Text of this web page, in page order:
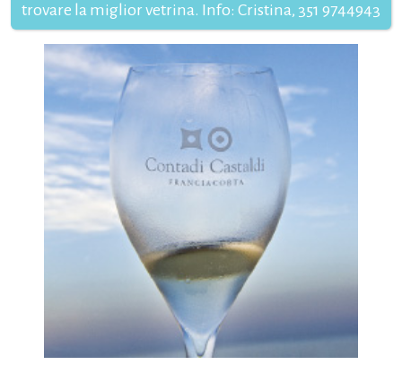
trovare la miglior vetrina. Info: Cristina, 351 9744943